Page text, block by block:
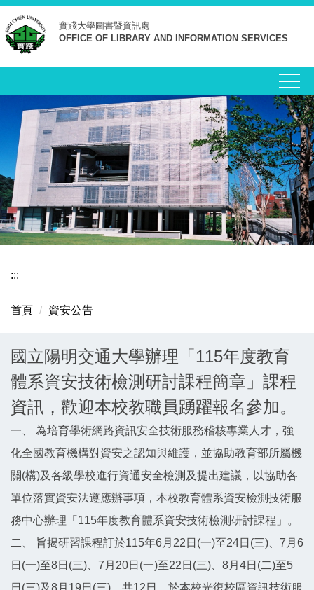
跳
到
主
要
實踐大學圖書暨資訊處
OFFICE OF LIBRARY AND INFORMATION SERVICES
:::
首頁 資安公告
國立陽明交通大學辦理「115年度教育
體系資安技術檢測研討課程簡章」課程
資訊，歡迎本校教職員踴躍報名參加。
一、 為培育學術網路資訊安全技術服務稽核專業人才，強
化全國教育機構對資安之認知與維護，並協助教育部所屬機
關(構)及各級學校進行資通安全檢測及提出建議，以協助各
單位落實資安法遵應辦事項，本校教育體系資安檢測技術服
務中心辦理「115年度教育體系資安技術檢測研討課程」。
二、 旨揭研習課程訂於115年6月22日(一)至24日(三)、7月6
日(一)至8日(三)、7月20日(一)至22日(三)、8月4日(二)至5
日(三)及8月19日(三)，共12日，於本校光復校區資訊技術服